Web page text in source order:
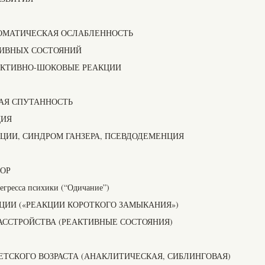
ОСЛАБЛЕННОСТЬ
СОСТОЯНИЙ
ШОКОВЫЕ РЕАКЦИИ
СПУТАННОСТЬ
СИНДРОМ ГАНЗЕРА, ПСЕВДОДЕМЕНЦИЯ
психики (“Одичание”)
(«РЕАКЦИИ КОРОТКОГО ЗАМЫКАНИЯ»)
(РЕАКТИВНЫЕ СОСТОЯНИЯ)
ВОЗРАСТА (АНАКЛИТИЧЕСКАЯ, СИБЛИНГОВАЯ)